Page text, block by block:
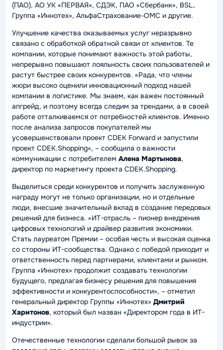
(ПАО), АО УК «ПЕРВАЯ», СДЭК, ПАО «Сбербанк», BSL,
Группа «Иннотех», АльфаСтрахование-ОМС и другие.
Улучшение качества оказываемых услуг неразрывно
связано с обработкой обратной связи от клиентов. Те
компании, которые понимают важность этой работы,
непрерывно повышают лояльность своих пользователей и
растут быстрее своих конкурентов. «Рада, что члены
жюри высоко оценили инновационный подход нашей
компании в логистике. Мы знаем, как важен постоянный
апгрейд, и поэтому всегда следим за трендами, а в своей
работе отталкиваемся от потребностей клиентов. Именно
после анализа запросов покупателей мы
усовершенствовали проект CDEK Forward и запустили
проект CDEK.Shopping», – сообщила о важности
коммуникации с потребителем Алена Мартынова,
директор по маркетингу проекта CDEK.Shopping.
Выделиться среди конкурентов и получить заслуженную
награду могут не только организации, но и отдельные
люди, внесшие значительный вклад в создание передовых
решений для бизнеса. «ИТ-отрасль – пионер внедрения
цифровых технологий и драйвер развития экономики.
Стать лауреатом Премии – особая честь и высокая оценка
со стороны ИТ-сообщества. Однако с победой приходит и
ответственность перед партнерами, клиентами и рынком.
Группа «Иннотех» продолжит создавать технологии
будущего, предлагая бизнесу решения для повышения
эффективности и конкурентоспособности», – отметил
генеральный директор Группы «Иннотех» Дмитрий
Харитонов, который был назван «Директором года в ИТ-
индустрии».
Отечественные технологии сделали большой рывок за